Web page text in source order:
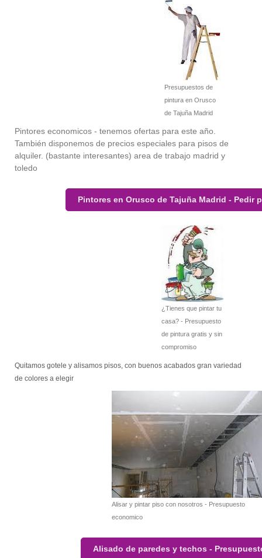
Presupuestos de
pintura en Orusco
de Tajuña Madrid
Pintores economicos - tenemos ofertas para este año.
También disponemos de precios especiales para pisos de
alquiler. (bastante interesantes) area de trabajo madrid y
toledo
Pintores en Orusco de Tajuña Madrid - Pedir
¿Tienes que pintar tu
casa? - Presupuesto
de pintura gratis y sin
compromiso
Quitamos gotele y alisamos pisos, con buenos acabados gran variedad
de colores a elegir
Alisar y pintar piso con nosotros - Presupuesto
economico
Alisado de paredes y techos -